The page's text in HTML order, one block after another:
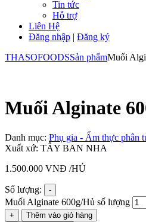
Tin tức
Hỗ trợ
Liên Hệ
Đăng nhập | Đăng ký
THASOFOODSSản phẩmMuối
Muối Alginate
Danh mục: Phụ gia - Ẩm thực phân
Xuất xứ: TÂY BAN NHA
1.500.000 VNĐ /HỦ
Số lượng: -
Muối Alginate 600g/Hủ số lượng
+
Thêm vào giỏ hàng